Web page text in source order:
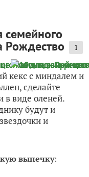
семейного
Рождество 1
кекс с миндалем и
сделайте
в виде оленей.
будут и
и
выпечку: